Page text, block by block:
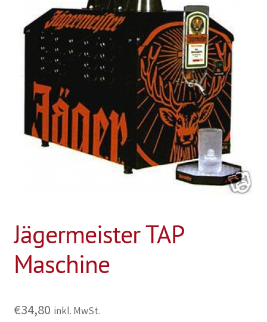
Geschäftsbedingungen
Jägermeister TAP
Maschine
€34,80 inkl. MwSt.